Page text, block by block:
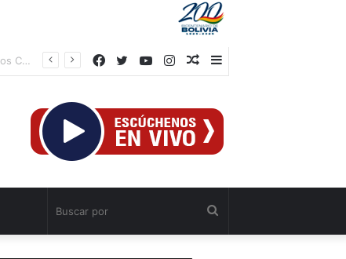
Barra
Publicación
azar
Instagram
YouTube
Twitter
Facebook